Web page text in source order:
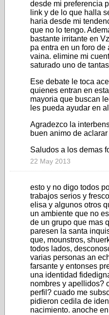
desde mi preferencia
link y de lo que halla
haria desde mi
que no lo tengo.
bastante irritante en
pa entra en un foro
vaina. elimine mi
saturado uno de
Ese debate le toca
quienes entran en
mayoria que buscan
les pueda ayudar en
Agradezco la
buen animo de
Saludos a los demas
22 May 2013
esto y no digo todos
trabajos serios y
elisa y algunos otros
un ambiente que no
de un grupo que mas
paresen la santa
que, mounstros,
todos lados,
varias personas an
farsante y entonses
una identidad
nombres y apellidos?
perfil? cuado me
pidieron cedila de
nacimiento. anoche